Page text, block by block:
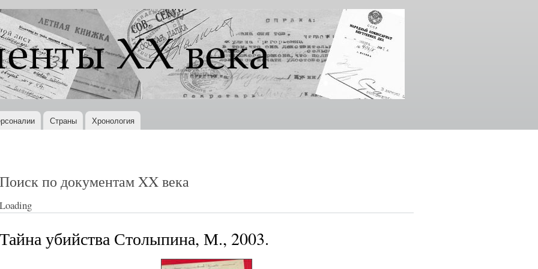
Перейти к
основному
содержанию
Страны Хронология
Поиск по документам XX века
Loading
Тайна убийства Столыпина, М., 2003.